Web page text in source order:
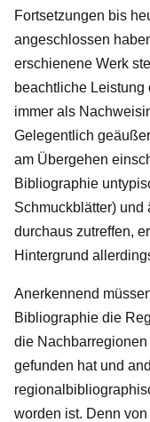
Fortsetzungen bis
angeschlossen
erschienene Werk
beachtliche
immer als
Gelegentlich
am Übergehen
Bibliographie
Schmuckblätter) und
durchaus zutreffen,
Hintergrund
Anerkennend
Bibliographie die
die
gefunden hat und
worden ist. Denn